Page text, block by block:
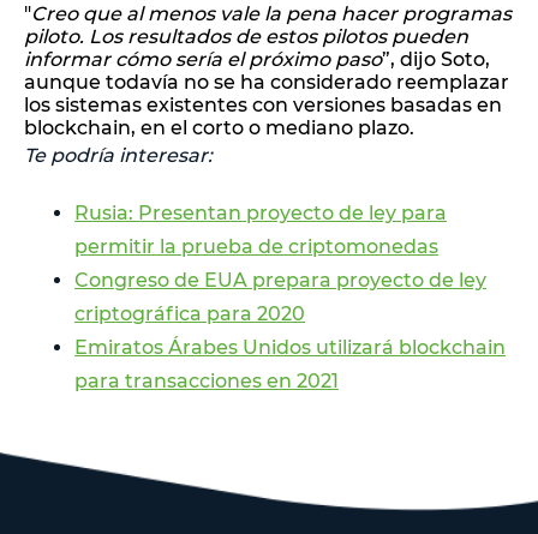
"Creo que al menos vale la pena hacer programas
piloto. Los resultados de estos pilotos pueden
informar cómo sería el próximo paso”, dijo Soto,
aunque todavía no se ha considerado reemplazar
los sistemas existentes con versiones basadas en
blockchain, en el corto o mediano plazo.
Te podría interesar:
Rusia: Presentan proyecto de ley para
permitir la prueba de criptomonedas
Congreso de EUA prepara proyecto de ley
criptográfica para 2020
Emiratos Árabes Unidos utilizará blockchain
para transacciones en 2021